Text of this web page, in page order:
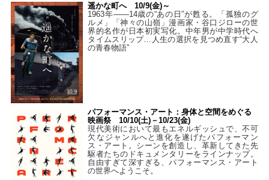
遥かな町へ 10/9(金)～
1963年――14歳の“あの日”が甦る。「孤独のグ
ルメ」「神々の山嶺」漫画家・谷口ジローの世
界的名作が日本初実写化。中年男が中学時代へ
タイムスリップ…人生の選択を見つめ直す“大人
の青春物語”
パフォーマンス・アート：身体と空間をめぐる
映画祭 10/10(土)－10/23(金)
現代美術において最もエネルギッシュで、不可
欠なジャンルへと進化を遂げたパフォーマン
ス・アート。シーンを創造し、革新してきた先
駆者たちのドキュメンタリーをラインナップ。
自由すぎて深すぎる、パフォーマンス・アート
の世界へようこそ。